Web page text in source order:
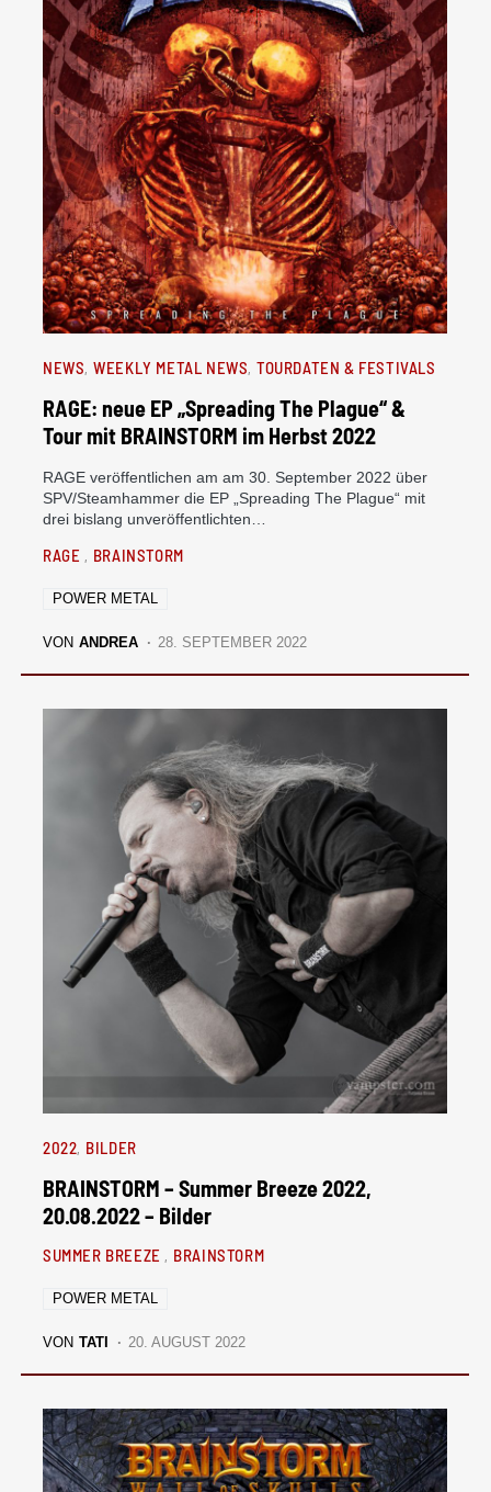
NEWS WEEKLY METAL NEWS TOURDATEN & FESTIVALS
RAGE: neue EP „Spreading The Plague“ &
Tour mit BRAINSTORM im Herbst 2022
RAGE veröffentlichen am am 30. September 2022 über
SPV/Steamhammer die EP „Spreading The Plague“ mit
drei bislang unveröffentlichten…
RAGE BRAINSTORM
POWER METAL
VON ANDREA 28. SEPTEMBER 2022
2022 BILDER
BRAINSTORM – Summer Breeze 2022,
20.08.2022 – Bilder
SUMMER BREEZE BRAINSTORM
POWER METAL
VON TATI 20. AUGUST 2022